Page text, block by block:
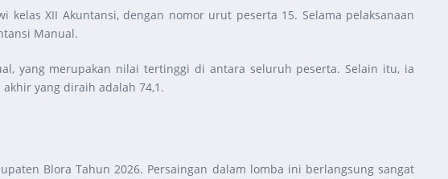
XII Akuntansi, dengan nomor urut peserta 15. Selama pelaksanaan
Manual.
yang merupakan nilai tertinggi di antara seluruh peserta. Selain itu, ia
yang diraih adalah 74,1.
Blora Tahun 2026. Persaingan dalam lomba ini berlangsung sangat